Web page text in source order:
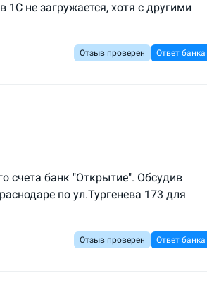
не загружается, хотя с другими
Отзыв проверен Ответ банка
счета банк "Открытие". Обсудив
по ул.Тургенева 173 для
Отзыв проверен Ответ банка